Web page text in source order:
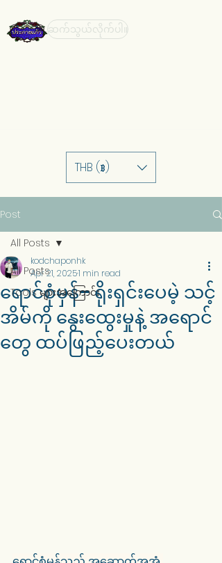
ဆက်သွယ်လိုက်ပါ။
THB (฿)
Post
All Posts
Tools များအကြောင်း
All Posts
ရောင်စုံမှန်– ရိုးရှင်းပေမဲ့ သင့်
အိမ်ကို နွေးထွေးမှုနဲ့ အရောင်
တွေ ထပ်ဖြည့်ပေးတယ်
kodchaponhk
Apr 21, 20251 min read